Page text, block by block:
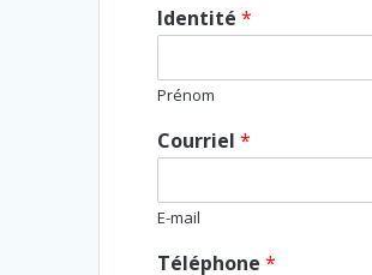
Identité*
Prénom
Courriel*
E-mail
Téléphone*